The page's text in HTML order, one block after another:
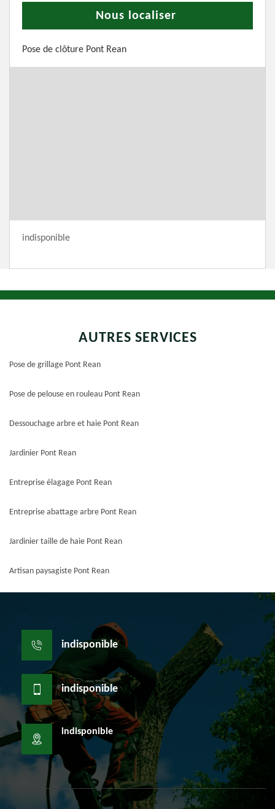
Nous localiser
Pose de clôture Pont Rean
indisponible
AUTRES SERVICES
Pose de grillage Pont Rean
Pose de pelouse en rouleau Pont Rean
Dessouchage arbre et haie Pont Rean
Jardinier Pont Rean
Entreprise élagage Pont Rean
Entreprise abattage arbre Pont Rean
Jardinier taille de haie Pont Rean
Artisan paysagiste Pont Rean
indisponible
indisponible
indisponible